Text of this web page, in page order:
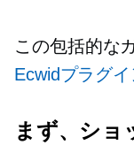
この包括的な
Ecwidプラグ
まず、ショ